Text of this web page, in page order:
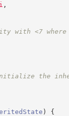
i ,
with <7 where
the
)
{